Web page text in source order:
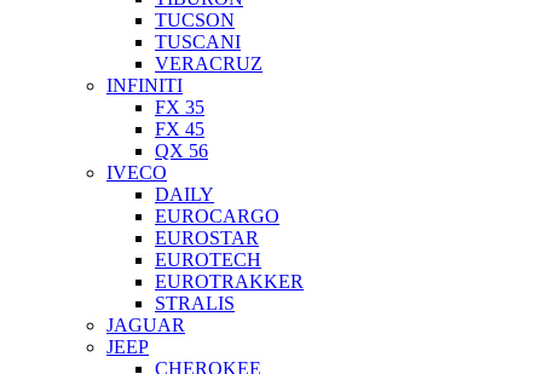
TUCSON
TUSCANI
VERACRUZ
INFINITI
FX 35
FX 45
QX 56
IVECO
DAILY
EUROCARGO
EUROSTAR
EUROTECH
EUROTRAKKER
STRALIS
JAGUAR
JEEP
CHEROKEE